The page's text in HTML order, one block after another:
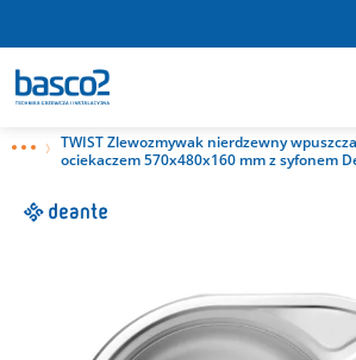
TWIST Zlewozmywak nierdzewny
ociekaczem 570x480x160 mm z syfonem